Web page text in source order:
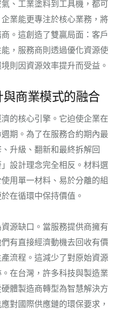
、工業塗料到工具機，都可
業能更專注於核心業務，將
。這創造了雙贏局面：客戶
，服務商則透過優化資源使
則因資源效率提升而受益。
商業模式的融合
的核心引擎。它迫使企業在
期。為了在服務合約期內最
升級、翻新和最終拆解回
設計理念完全相反。材料選
用單一材料、易於分離的組
在循環中保持價值。
源缺口。當服務提供商擁有
有直接經濟動機去回收有價
流程。這減少了對原始資源
在台灣，許多科技與製造業
體製造商轉型為智慧解決方
對國際供應鏈的環保要求，